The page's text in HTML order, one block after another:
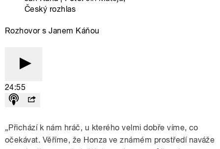
„Přichází k nám hráč, u kterého velmi dobře víme, co
očekávat. Věříme, že Honza ve známém prostředí naváže